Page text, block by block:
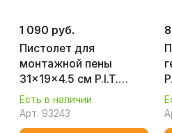
1 090 руб.
Пистолет для
монтажной пены
31x19x4.5 см P.I.T.
(HFMG01-D01A)
Есть в наличии
Арт. 93243